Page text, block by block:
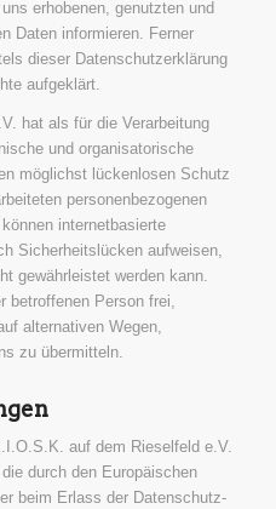
erhobenen, genutzten und
Daten informieren. Ferner
dieser Datenschutzerklärung
aufgeklärt.
hat als für die Verarbeitung
und organisatorische
möglichst lückenlosen Schutz
personenbezogenen
internetbasierte
Sicherheitslücken aufweisen,
gewährleistet werden kann.
betroffenen Person frei,
alternativen Wegen,
zu übermitteln.
auf dem Rieselfeld e.V.
durch den Europäischen
beim Erlass der Datenschutz-